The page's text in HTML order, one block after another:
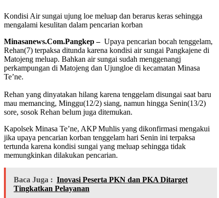
Kondisi Air sungai ujung loe meluap dan berarus keras sehingga
mengalami kesulitan dalam pencarian korban
Minasanews.Com.Pangkep – Upaya pencarian bocah tenggelam,
Rehan(7) terpaksa ditunda karena kondisi air sungai Pangkajene di
Matojeng meluap. Bahkan air sungai sudah menggenangj
perkampungan di Matojeng dan Ujungloe di kecamatan Minasa
Te’ne.
Rehan yang dinyatakan hilang karena tenggelam disungai saat baru
mau memancing, Minggu(12/2) siang, namun hingga Senin(13/2)
sore, sosok Rehan belum juga ditemukan.
Kapolsek Minasa Te’ne, AKP Muhlis yang dikonfirmasi mengakui
jika upaya pencarian korban tenggelam hari Senin ini terpaksa
tertunda karena kondisi sungai yang meluap sehingga tidak
memungkinkan dilakukan pencarian.
Baca Juga : Inovasi Peserta PKN dan PKA Ditarget
Tingkatkan Pelayanan